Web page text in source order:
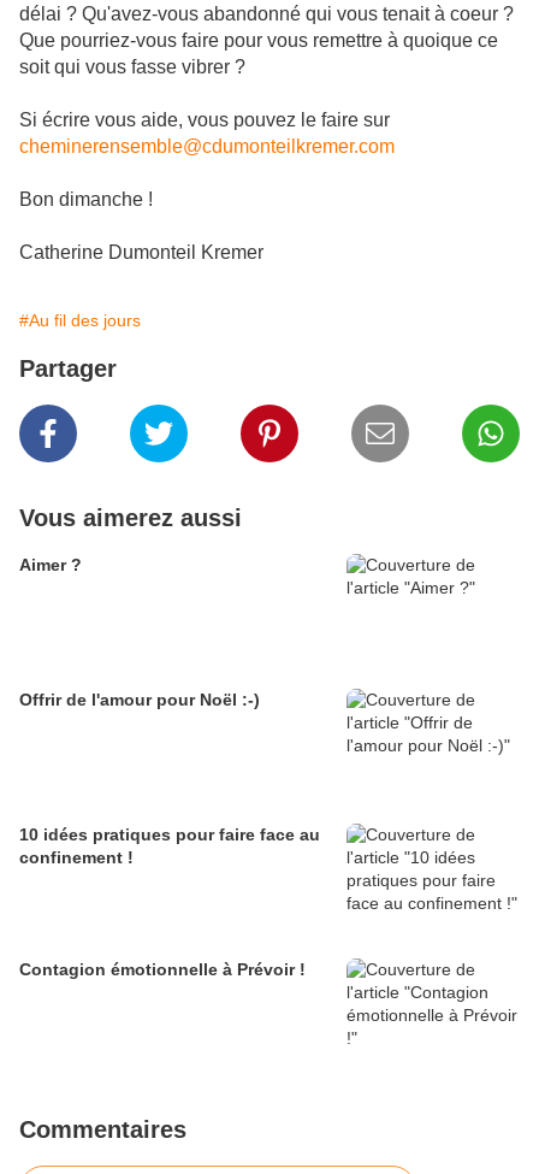
délai ? Qu'avez-vous abandonné qui vous tenait à coeur ?
Que pourriez-vous faire pour vous remettre à quoique ce
soit qui vous fasse vibrer ?
Si écrire vous aide, vous pouvez le faire sur
cheminerensemble@cdumonteilkremer.com
Bon dimanche !
Catherine Dumonteil Kremer
#Au fil des jours
Partager
Vous aimerez aussi
Aimer ?
Offrir de l'amour pour Noël :-)
10 idées pratiques pour faire face au
confinement !
Contagion émotionnelle à Prévoir !
Commentaires